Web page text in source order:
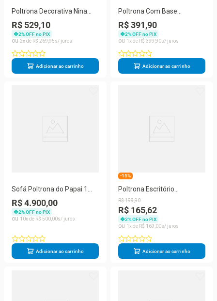
Poltrona Decorativa Nina
Para Sala De Estar Linho
Cinza Balaqui Decor
R$ 529,10
2% OFF no PIX
2
R$ 269 95
Adicionar ao carrinho
Poltrona Com Base
Reforçada Cadeira
Escritório Recepção Marsala
R$ 391,90
2% OFF no PIX
1
R$ 399 90
Adicionar ao carrinho
Sofá Poltrona do Papai 1
Lugar Retrátil 86CM Cinza
Suede Balaqui Decor
R$ 4.900,00
2% OFF no PIX
10
R$ 500 00
Adicionar ao carrinho
-15%
Poltrona Escritório
Recepção Courino Bege
R$199,90
R$ 165,62
2% OFF no PIX
1
R$ 169 00
Adicionar ao carrinho